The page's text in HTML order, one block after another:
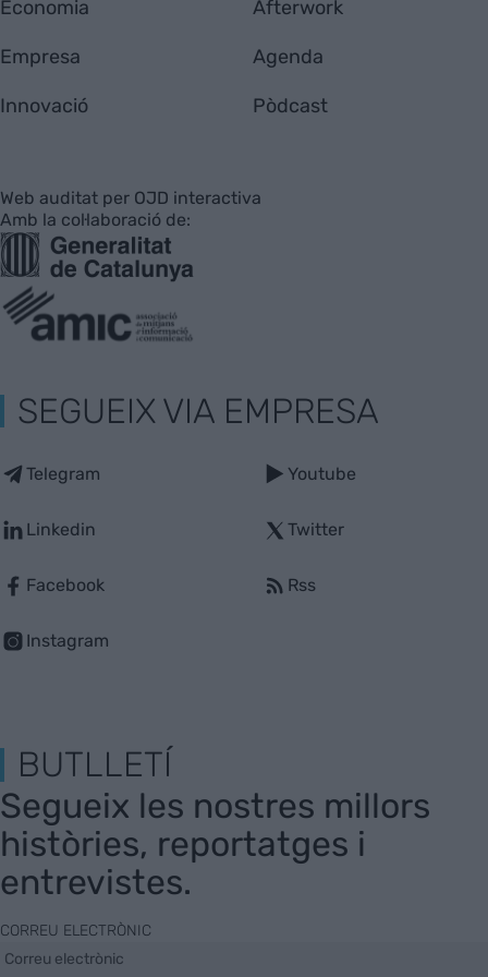
Economia
Empresa
Innovació
Afterwork
Agenda
Pòdcast
Web auditat per OJD interactiva
Amb la col·laboració de:
SEGUEIX VIA EMPRESA
Telegram
Linkedin
Facebook
Instagram
Youtube
Twitter
Rss
BUTLLETÍ
Segueix les nostres millors
històries, reportatges i
entrevistes.
CORREU ELECTRÒNIC